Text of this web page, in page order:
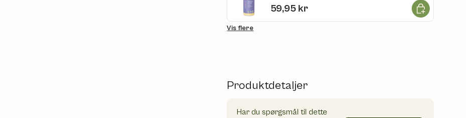
59,95 kr Læg i kurv
Vis flere
Produktdetaljer
Har du spørgsmål til dette